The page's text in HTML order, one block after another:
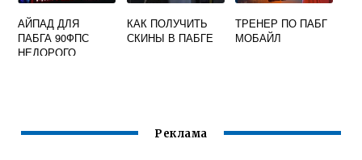
АЙПАД ДЛЯ
ПАБГА 90ФПС
НЕДОРОГО
КАК ПОЛУЧИТЬ
СКИНЫ В ПАБГЕ
ТРЕНЕР ПО ПАБГ
МОБАЙЛ
Реклама